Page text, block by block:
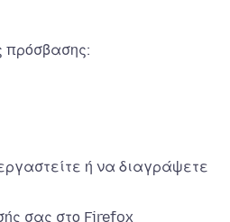
πρόσβασης:
ή να διαγράψετε
σας στο Firefox